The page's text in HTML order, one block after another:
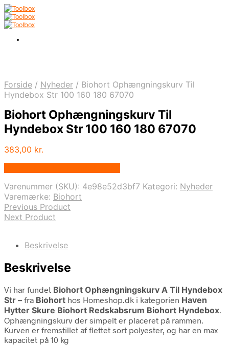
Forside / Nyheder / Biohort Ophængningskurv Til
Hyndebox Str 100 160 180 67070
Biohort Ophængningskurv Til
Hyndebox Str 100 160 180 67070
383,00 kr.
Varenummer (SKU): 4e98e52d3bf7 Kategori: Nyheder
Varemærke: Biohort
Previous Product
Next Product
Beskrivelse
Beskrivelse
Vi har fundet Biohort Ophængningskurv A Til Hyndebox
Str – fra Biohort hos Homeshop.dk i kategorien Haven
Hytter Skure Biohort Redskabsrum Biohort Hyndebox.
Ophængningskurv der simpelt er placeret på rammen.
Kurven er fremstillet af flettet sort polyester, og har en max
kapacitet på 10 kg